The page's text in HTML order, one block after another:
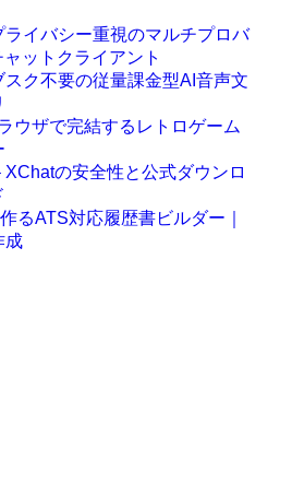
ライバシー重視のマルチプロバ
ットクライアント
スク不要の従量課金型AI音声文
ウザで完結するレトロゲーム
の安全性と公式ダウンロ
るATS対応履歴書ビルダー｜
成